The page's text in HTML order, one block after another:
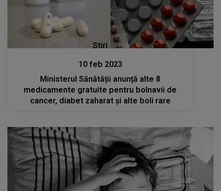
Stiri
10 feb 2023
Ministerul Sănătății anunță alte 8
medicamente gratuite pentru bolnavii de
cancer, diabet zaharat și alte boli rare